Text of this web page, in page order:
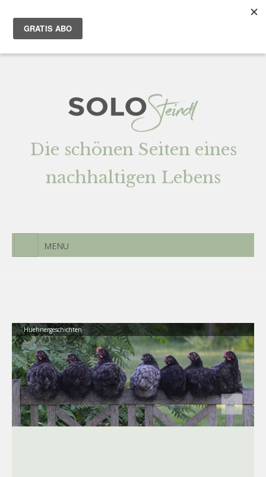
Team AGENTUR
Die schönen Seiten eines
nachhaltigen Lebens
MENU
Huehnergeschichten